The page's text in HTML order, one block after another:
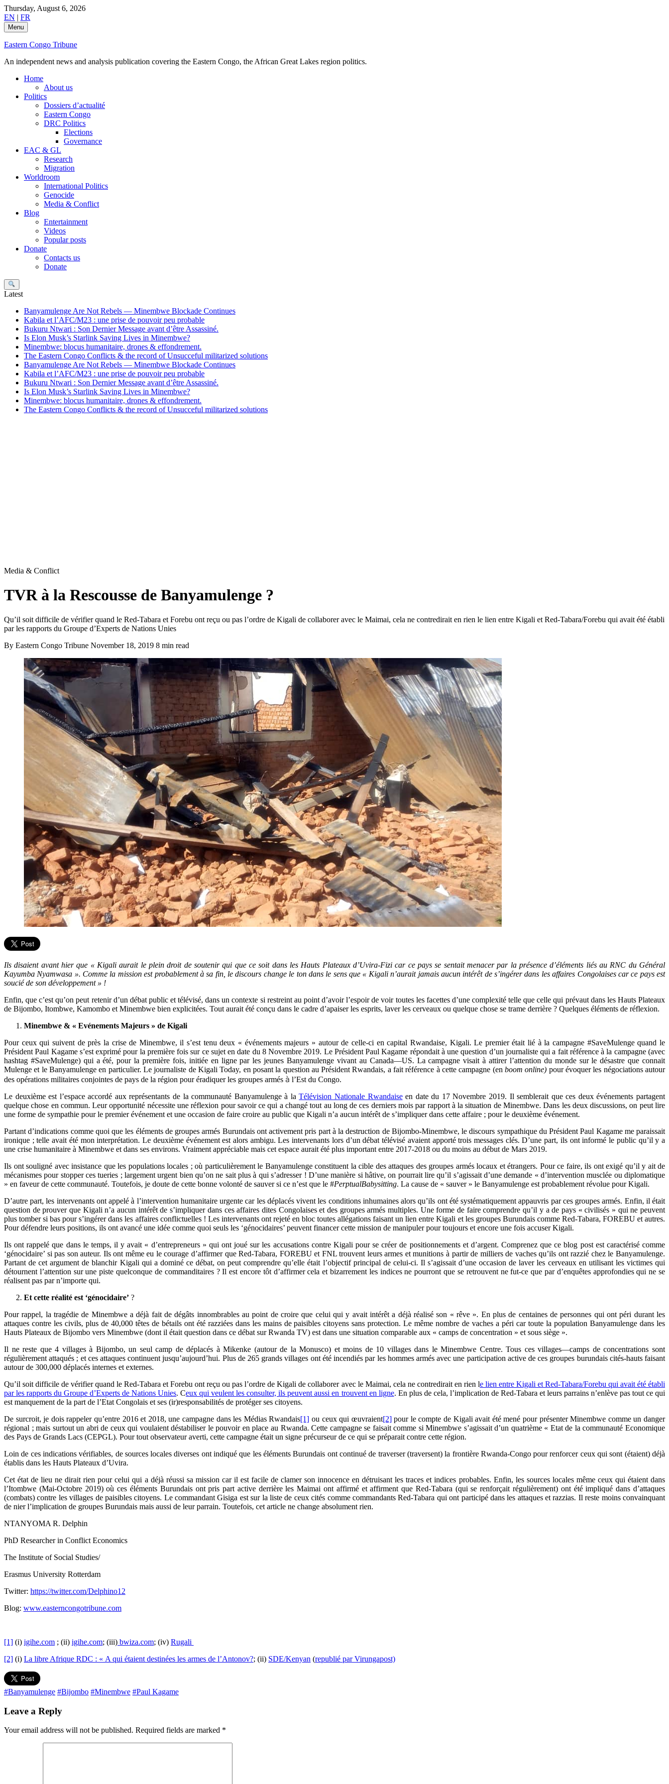
Skip
to
content
Thursday, August 6, 2026
EN | FR
Menu
Eastern Congo Tribune
An independent news and analysis publication covering the Eastern Congo, the African Great Lakes region politics.
Home
About us
Politics
Dossiers d’actualité
Eastern Congo
DRC Politics
Elections
Governance
EAC & GL
Research
Migration
Worldroom
International Politics
Genocide
Media & Conflict
Blog
Entertainment
Videos
Popular posts
Donate
Contacts us
Donate
Search
Latest
Banyamulenge Are Not Rebels — Minembwe Blockade Continues
Kabila et l’AFC/M23 : une prise de pouvoir peu probable
Bukuru Ntwari : Son Dernier Message avant d’être Assassiné.
Is Elon Musk’s Starlink Saving Lives in Minembwe?
Minembwe: blocus humanitaire, drones & effondrement.
The Eastern Congo Conflicts & the record of Unsucceful militarized solutions
Banyamulenge Are Not Rebels — Minembwe Blockade Continues
Kabila et l’AFC/M23 : une prise de pouvoir peu probable
Bukuru Ntwari : Son Dernier Message avant d’être Assassiné.
Is Elon Musk’s Starlink Saving Lives in Minembwe?
Minembwe: blocus humanitaire, drones & effondrement.
The Eastern Congo Conflicts & the record of Unsucceful militarized solutions
Media & Conflict
TVR à la Rescousse de Banyamulenge ?
Qu’il soit difficile de vérifier quand le Red-Tabara et Forebu ont reçu ou pas l’ordre de Kigali de collaborer avec le Maimai, cela ne contredirait en rien le lien entre Kigali et Red-Tabara/Forebu qui avait été établi
par les rapports du Groupe d’Experts de Nations Unies
By Eastern Congo Tribune November 18, 2019 8 min read
Ils disaient avant hier que « Kigali aurait le plein droit de soutenir qui que ce soit dans les Hauts Plateaux d’Uvira-Fizi car ce pays se sentait menacer par la présence d’éléments liés au RNC du Général
Kayumba Nyamwasa ». Comme la mission est probablement à sa fin, le discours change le ton dans le sens que « Kigali n’aurait jamais aucun intérêt de s’ingérer dans les affaires Congolaises car ce pays est
soucié de son développement » !
Enfin, que c’est qu’on peut retenir d’un débat public et télévisé, dans un contexte si restreint au point d’avoir l’espoir de voir toutes les facettes d’une complexité telle que celle qui prévaut dans les Hauts Plateaux
de Bijombo, Itombwe, Kamombo et Minembwe bien explicitées. Tout aurait été conçu dans le cadre d’apaiser les esprits, laver les cerveaux ou quelque chose se trame derrière ? Quelques éléments de réflexion.
Minembwe & « Evénements Majeurs » de Kigali
Pour ceux qui suivent de près la crise de Minembwe, il s’est tenu deux « événements majeurs » autour de celle-ci en capital Rwandaise, Kigali. Le premier était lié à la campagne #SaveMulenge quand le
Président Paul Kagame s’est exprimé pour la première fois sur ce sujet en date du 8 Novembre 2019. Le Président Paul Kagame répondait à une question d’un journaliste qui a fait référence à la campagne (avec
hashtag #SaveMulenge) qui a été, pour la première fois, initiée en ligne par les jeunes Banyamulenge vivant au Canada―US. La campagne visait à attirer l’attention du monde sur le désastre que connait
Mulenge et le Banyamulenge en particulier. Le journaliste de Kigali Today, en posant la question au Président Rwandais, a fait référence à cette campagne (enboom online) pour évoquer les négociations autour
des opérations militaires conjointes de pays de la région pour éradiquer les groupes armés à l’Est du Congo.
Le deuxième est l’espace accordé aux représentants de la communauté Banyamulenge à laTélévision Nationale Rwandaiseen date du 17 Novembre 2019. Il semblerait que ces deux événements partagent
quelque chose en commun. Leur opportunité nécessite une réflexion pour savoir ce qui a changé tout au long de ces derniers mois par rapport à la situation de Minembwe. Dans les deux discussions, on peut lire
une forme de sympathie pour le premier événement et une occasion de faire croire au public que Kigali n’a aucun intérêt de s’impliquer dans cette affaire ; pour le deuxième événement.
Partant d’indications comme quoi que les éléments de groupes armés Burundais ont activement pris part à la destruction de Bijombo-Minembwe, le discours sympathique du Président Paul Kagame me paraissait
ironique ; telle avait été mon interprétation. Le deuxième événement est alors ambigu. Les intervenants lors d’un débat télévisé avaient apporté trois messages clés. D’une part, ils ont informé le public qu’il y a
une crise humanitaire à Minembwe et dans ses environs. Vraiment appréciable mais cet espace aurait été plus important entre 2017-2018 ou du moins au début de Mars 2019.
Ils ont souligné avec insistance que les populations locales ; où particulièrement le Banyamulenge constituent la cible des attaques des groupes armés locaux et étrangers. Pour ce faire, ils ont exigé qu’il y ait de
mécanismes pour stopper ces tueries ; largement urgent bien qu’on ne sait plus à qui s’adresser ! D’une manière si hâtive, on pourrait lire qu’il s’agissait d’une demande « d’intervention musclée ou diplomatique
» en faveur de cette communauté. Toutefois, je doute de cette bonne volonté de sauver si ce n’est que le #PerptualBabysitting. La cause de « sauver » le Banyamulenge est probablement révolue pour Kigali.
D’autre part, les intervenants ont appelé à l’intervention humanitaire urgente car les déplacés vivent les conditions inhumaines alors qu’ils ont été systématiquement appauvris par ces groupes armés. Enfin, il était
question de prouver que Kigali n’a aucun intérêt de s’impliquer dans ces affaires dites Congolaises et des groupes armés multiples. Une forme de faire comprendre qu’il y a de pays « civilisés » qui ne peuvent
plus tomber si bas pour s’ingérer dans les affaires conflictuelles ! Les intervenants ont rejeté en bloc toutes allégations faisant un lien entre Kigali et les groupes Burundais comme Red-Tabara, FOREBU et autres.
Pour défendre leurs positions, ils ont avancé une idée comme quoi seuls les ‘génocidaires’ peuvent financer cette mission de manipuler pour toujours et encore une fois accuser Kigali.
Ils ont rappelé que dans le temps, il y avait « d’entrepreneurs » qui ont joué sur les accusations contre Kigali pour se créer de positionnements et d’argent. Comprenez que ce blog post est caractérisé comme
‘génocidaire’ si pas son auteur. Ils ont même eu le courage d’affirmer que Red-Tabara, FOREBU et FNL trouvent leurs armes et munitions à partir de milliers de vaches qu’ils ont razzié chez le Banyamulenge.
Partant de cet argument de blanchir Kigali qui a dominé ce débat, on peut comprendre qu’elle était l’objectif principal de celui-ci. Il s’agissait d’une occasion de laver les cerveaux en utilisant les victimes qui
détournent l’attention sur une piste quelconque de commanditaires ? Il est encore tôt d’affirmer cela et bizarrement les indices ne pourront que se retrouvent ne fut-ce que par d’enquêtes approfondies qui ne se
réalisent pas par n’importe qui.
Et cette réalité est ‘génocidaire’ ?
Pour rappel, la tragédie de Minembwe a déjà fait de dégâts innombrables au point de croire que celui qui y avait intérêt a déjà réalisé son « rêve ». En plus de centaines de personnes qui ont péri durant les
attaques contre les civils, plus de 40,000 têtes de bétails ont été razziées dans les mains de paisibles citoyens sans protection. Le même nombre de vaches a péri car toute la population Banyamulenge dans les
Hauts Plateaux de Bijombo vers Minembwe (dont il était question dans ce débat sur Rwanda TV) est dans une situation comparable aux « camps de concentration » et sous siège ».
Il ne reste que 4 villages à Bijombo, un seul camp de déplacés à Mikenke (autour de la Monusco) et moins de 10 villages dans le Minembwe Centre. Tous ces villages―camps de concentrations sont
régulièrement attaqués ; et ces attaques continuent jusqu’aujourd’hui. Plus de 265 grands villages ont été incendiés par les hommes armés avec une participation active de ces groupes burundais cités-hauts faisant
autour de 300,000 déplacés internes et externes.
Qu’il soit difficile de vérifier quand le Red-Tabara et Forebu ont reçu ou pas l’ordre de Kigali de collaborer avec le Maimai, cela ne contredirait en rien le lien entre Kigali et Red-Tabara/Forebu qui avait été établi
par les rapports du Groupe d’Experts de Nations Unies. Ceux qui veulent les consulter, ils peuvent aussi en trouvent en ligne. En plus de cela, l’implication de Red-Tabara et leurs parrains n’enlève pas tout ce qui
est manquement de la part de l’Etat Congolais et ses (ir)responsabilités de protéger ses citoyens.
De surcroit, je dois rappeler qu’entre 2016 et 2018, une campagne dans les Médias Rwandais[1] ou ceux qui œuvraient[2]pour le compte de Kigali avait été mené pour présenter Minembwe comme un danger
régional ; mais surtout un abri de ceux qui voulaient déstabiliser le pouvoir en place au Rwanda. Cette campagne se faisait comme si Minembwe s’agissait d’un quatrième « Etat de la communauté Economique
des Pays de Grands Lacs (CEPGL). Pour tout observateur averti, cette campagne était un signe précurseur de ce qui se préparait contre cette région.
Loin de ces indications vérifiables, de sources locales diverses ont indiqué que les éléments Burundais ont continué de traverser (traversent) la frontière Rwanda-Congo pour renforcer ceux qui sont (étaient) déjà
établis dans les Hauts Plateaux d’Uvira.
Cet état de lieu ne dirait rien pour celui qui a déjà réussi sa mission car il est facile de clamer son innocence en détruisant les traces et indices probables. Enfin, les sources locales même ceux qui étaient dans
l’Itombwe (Mai-Octobre 2019) où ces éléments Burundais ont pris part active derrière les Maimai ont affirmé et affirment que Red-Tabara (qui se renforçait régulièrement) ont été impliqué dans d’attaques
(combats) contre les villages de paisibles citoyens. Le commandant Gisiga est sur la liste de ceux cités comme commandants Red-Tabara qui ont participé dans les attaques et razzias. Il reste moins convainquant
de nier l’implication de groupes Burundais mais aussi de leur parrain. Toutefois, cet article ne change absolument rien.
NTANYOMA R. Delphin
PhD Researcher in Conflict Economics
The Institute of Social Studies/
Erasmus University Rotterdam
Twitter: https://twitter.com/Delphino12
Blog: www.easterncongotribune.com
[1] (i) igihe.com ; (ii) igihe.com; (iii) bwiza.com; (iv) Rugali
[2] (i) La libre Afrique RDC : « A qui étaient destinées les armes de l’Antonov?; (ii) SDE/Kenyan (republié par Virungapost)
#Banyamulenge #Bijombo #Minembwe #Paul Kagame
Leave a Reply
Your email address will not be published. Required fields are marked *